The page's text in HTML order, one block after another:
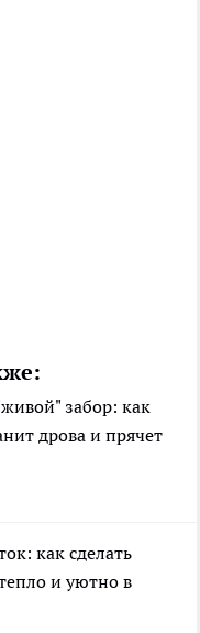
забор: как
дрова и прячет
как сделать
и уютно в